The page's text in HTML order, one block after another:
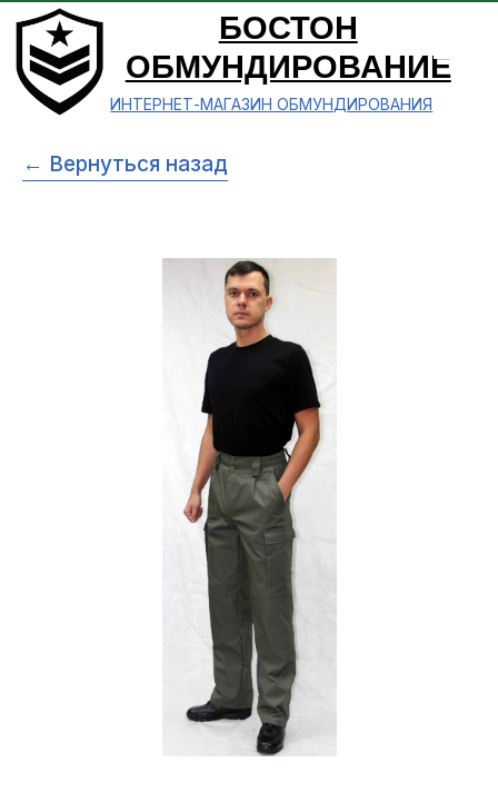
БОСТОН
ОБМУНДИРОВАНИЕ
ИНТЕРНЕТ-МАГАЗИН ОБМУНДИРОВАНИЯ
← Вернуться назад